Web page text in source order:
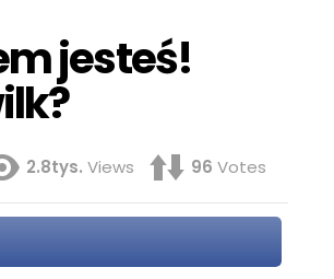
jesteś!
2.8tys. Views 96 Votes